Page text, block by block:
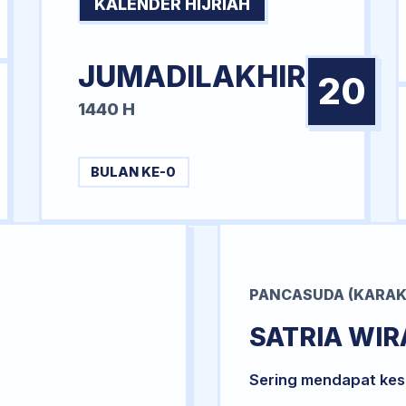
KALENDER HIJRIAH
JUMADILAKHIR
1440 H 20
BULAN KE-0
PANCASUDA
SATRIA
Sering mendapat